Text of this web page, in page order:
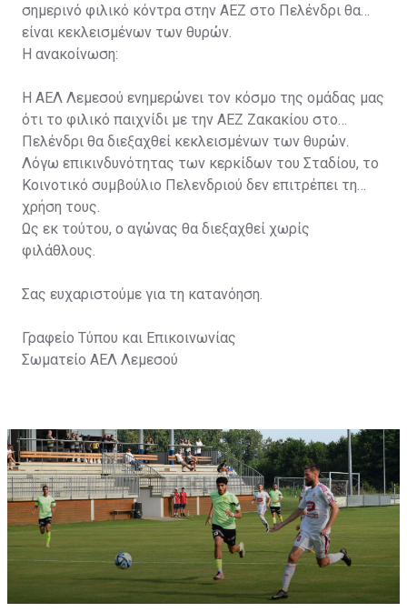
σημερινό φιλικό κόντρα στην ΑΕΖ στο Πελένδρι θα
είναι κεκλεισμένων των θυρών.
Η ανακοίνωση:
Η ΑΕΛ Λεμεσού ενημερώνει τον κόσμο της ομάδας μας
ότι το φιλικό παιχνίδι με την ΑΕΖ Ζακακίου στο
Πελένδρι θα διεξαχθεί κεκλεισμένων των θυρών.
Λόγω επικινδυνότητας των κερκίδων του Σταδίου, το
Κοινοτικό συμβούλιο Πελενδριού δεν επιτρέπει τη
χρήση τους.
Ως εκ τούτου, ο αγώνας θα διεξαχθεί χωρίς
φιλάθλους.
Σας ευχαριστούμε για τη κατανόηση.
Γραφείο Τύπου και Επικοινωνίας
Σωματείο ΑΕΛ Λεμεσού